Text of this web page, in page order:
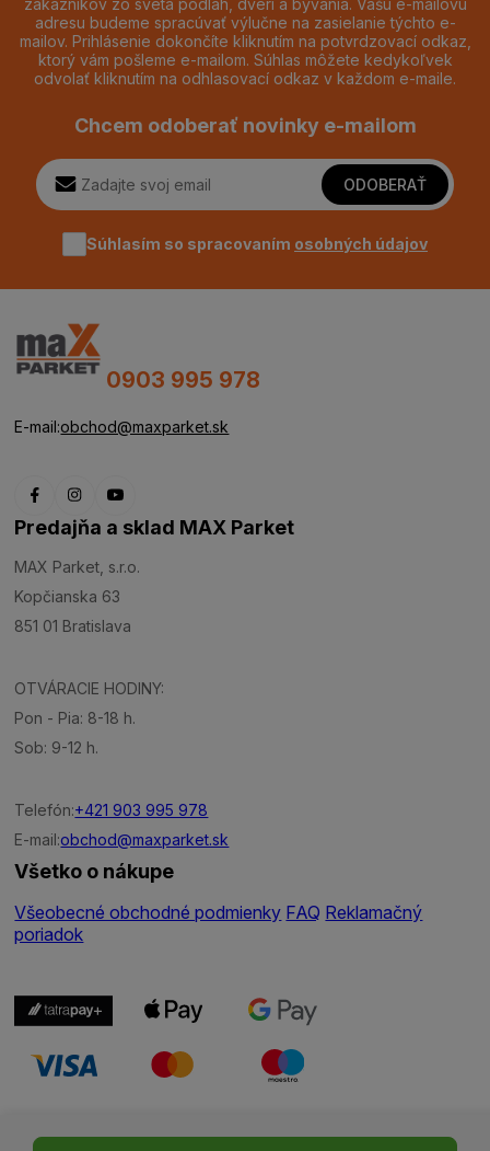
adresu budeme spracúvať výlučne na zasielanie týchto e-
mailov. Prihlásenie dokončíte kliknutím na potvrdzovací odkaz,
ktorý vám pošleme e-mailom. Súhlas môžete kedykoľvek
odvolať kliknutím na odhlasovací odkaz v každom e-maile.
Chcem odoberať novinky e-mailom
ODOBERAŤ
Súhlasím so spracovaním osobných údajov
0903 995 978
E-mail:obchod@maxparket.sk
Predajňa a sklad MAX Parket
MAX Parket, s.r.o.
Kopčianska 63
851 01 Bratislava
OTVÁRACIE HODINY:
Pon - Pia: 8-18 h.
Sob: 9-12 h.
Telefón:+421 903 995 978
E-mail:obchod@maxparket.sk
Všetko o nákupe
Všeobecné obchodné podmienky FAQ Reklamačný
poriadok